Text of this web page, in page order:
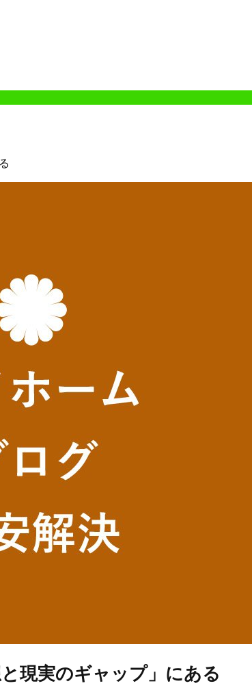
現実のギャップ」にある